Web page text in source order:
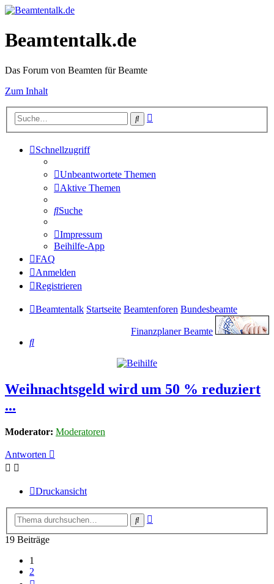
Beamtentalk.de
Das Forum von Beamten für Beamte
Zum Inhalt
Suche
Schnellzugriff
Unbeantwortete Themen
Aktive Themen
Suche
Impressum
Beihilfe-App
FAQ
Anmelden
Registrieren
Beamtentalk Startseite Beamtenforen Bundesbeamte
Finanzplaner Beamte
Suche
Weihnachtsgeld wird um 50 % reduziert
...
Moderator: Moderatoren
Antworten
Druckansicht
Suche
19 Beiträge
1
2